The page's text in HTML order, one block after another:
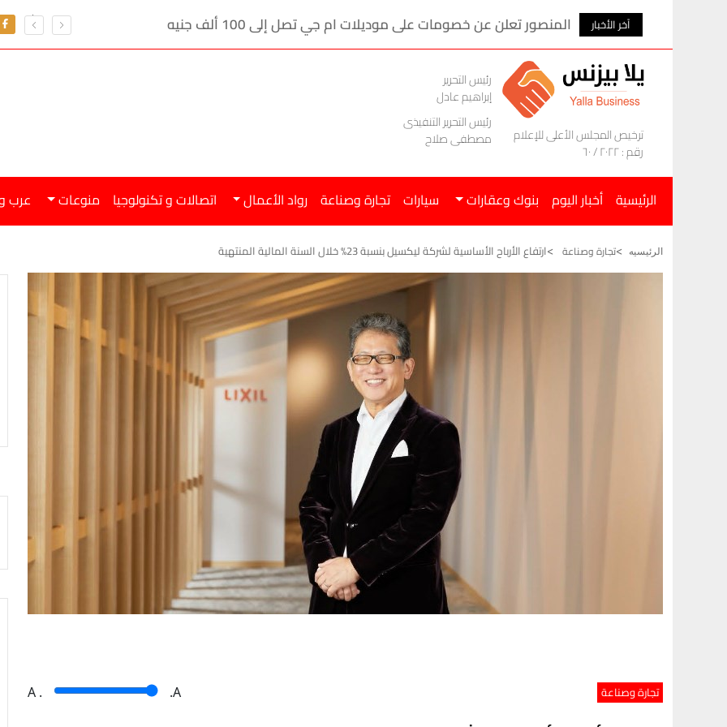
آخر الأخبار المنصور تعلن عن خصومات على موديلات ام جي تصل إلى 100 ألف جنيه
ترخيص المجلس الأعلى للإعلام
رقم : ٢٠٢٢ / ٦٠
رئيس التحرير
إبراهيم عادل
رئيس التحرير التنفيذى
مصطفى صلاح
الرئيسية أخبار اليوم بنوك وعقارات سيارات تجارة وصناعة رواد الأعمال اتصالات و تكنولوجيا منوعات عرب
الرئيسيه تجارة وصناعة ارتفاع الأرباح الأساسية لشركة ليكسيل بنسبة 23% خلال السنة المالية المنتهية
تجارة وصناعة A . .A